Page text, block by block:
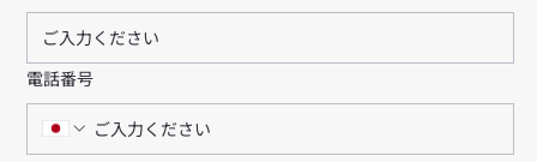
電話番号